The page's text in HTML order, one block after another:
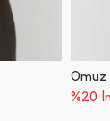
Omuz
%20